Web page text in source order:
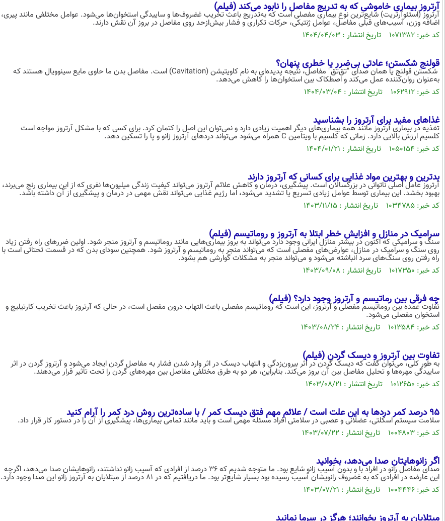
آرتروز بیماری خاموشی که به تدریج مفاصل را نابود می‌کند (فیلم)
آرتروز (استئوآرتریت) شایع‌ترین نوع بیماری مفصلی است که به‌تدریج باعث تخریب غضروف‌ها و ساییدگی استخوان‌ها می‌شود. عوامل مختلفی مانند پیری،
اضافه وزن، آسیب‌های قبلی مفاصل، عوامل ژنتیکی، حرکات تکراری و فشار بیش‌ازحد روی مفاصل در بروز آن نقش دارند.
کد خبر: ۱۰۷۱۳۸۲ تاریخ انتشار : ۱۴۰۴/۰۴/۰۳
قولنج شکستن؛ عادتی بی‌ضرر یا خطری پنهان؟
شکستن قولنج یا همان صدای "تق‌تق" مفاصل، نتیجه پدیده‌ای به نام کاویتیشن (Cavitation) است. مفاصل بدن ما حاوی مایع سینوویال هستند که
به‌عنوان روان‌کننده عمل می‌کند و اصطکاک بین استخوان‌ها را کاهش می‌دهد.
کد خبر: ۱۰۶۲۹۱۲ تاریخ انتشار : ۱۴۰۴/۰۳/۰۴
غذاهای مفید برای آرتروز را بشناسید
تغذیه در بیماری آرتروز مانند همه‌ بیماری‌های دیگر اهمیت زیادی دارد و نمی‌توان این اصل را کتمان کرد. برای کسی که با مشکل آرتروز مواجه است
کلسیم ارزش بالایی دارد. زمانی که کلسیم با ویتامین C همراه می‌شود می‌تواند دردهای آرتروز زانو و پا را تسکین دهد.
کد خبر: ۱۰۵۰۱۵۴ تاریخ انتشار : ۱۴۰۴/۰۱/۲۱
بدترین و بهترین مواد غذایی برای کسانی که آرتروز دارند
آرتروز عامل اصلی ناتوانی در بزرگسالان است. پیشگیری، درمان و کاهش علائم آرتروز می‌تواند کیفیت زندگی میلیون‌ها نفری که از این بیماری رنج می‌برند،
بهبود بخشد. این بیماری توسط عوامل زیادی تسریع یا تشدید می‌شود، اما رژیم غذایی می‌تواند نقش مهمی در درمان و پیشگیری از آن داشته باشد.
کد خبر: ۱۰۳۴۷۸۵ تاریخ انتشار : ۱۴۰۳/۱۱/۱۵
سرامیک در منازل و افزایش خطر ابتلا به آرتروز و روماتیسم (فیلم)
سنگ و سرامیکی که اکنون در بیشتر منازل ایرانی وجود دارد می‌تواند به بروز بیماری‌هایی مانند روماتیسم و آرتروز منجر شود. اولین ضرر‌های راه رفتن زیاد
روی سنگ و سرامیک در منازل، عوارض‌های مفصلی است که می‌تواند منجر به روماتیسم و آرتروز شود. همچنین سودای بدن که در قسمت تحتاتی است با
راه رفتن روی سنگ‌های سرد انباشته می‌شود و می‌تواند منجر به مشکلات گوارشی هم بشود.
کد خبر: ۱۰۱۷۳۵۰ تاریخ انتشار : ۱۴۰۳/۰۹/۰۸
چه فرقی بین رماتیسم و آرتروز وجود دارد؟ (فیلم)
تفاوت عمده بین روماتیسم مفصلی و آرتروز، این است که روماتیسم مفصلی باعث التهاب درون مفصل است، در حالی که آرتروز باعث تخریب کارتیلیج و
استخوان مفصلی می‌شود.
کد خبر: ۱۰۱۳۵۸۴ تاریخ انتشار : ۱۴۰۳/۰۸/۲۴
تفاوت بین آرتروز و دیسک گردن (فیلم)
به طور کلی، می‌توان گفت که دیسک گردن در اثر بیرون‌زدگی و التهاب دیسک در اثر وارد شدن فشار به مفاصل گردن ایجاد می‌شود و آرتروز گردن در اثر
ساییدگی مهره‌ها و تحلیل مفاصل بین آن بروز می‌کند. بنابراین، هر دو به طرق مختلفی مفاصل بین مهره‌های گردن را تحت تاثیر قرار می‌دهند.
کد خبر: ۱۰۱۲۶۵۰ تاریخ انتشار : ۱۴۰۳/۰۸/۲۱
۹۵ درصد کمر دردها به این علت است / علائم مهم فتق دیسک کمر / با ساده‌ترین روش درد کمر را آرام کنید
سلامت سیستم اسکلتی، عضلانی و عصبی در سلامتی افراد مسئله مهمی است و باید مانند تمامی بیماری‌ها، پیشگیری از آن را در دستور کار قرار داد.
کد خبر: ۱۰۰۴۸۰۳ تاریخ انتشار : ۱۴۰۳/۰۷/۲۲
اگر زانوهایتان صدا می‌دهد، بخوانید
صدای مفاصل زانو در افراد با و بدون آسیب زانو شایع بود. ما متوجه شدیم که ۳۶ درصد از افرادی که آسیب زانو نداشتند، زانوهایشان صدا می‌دهد، اگرچه
این عارضه در افرادی که به غضروف زانویشان آسیب رسیده بود بسیار شایع‌تر بود. ما دریافتیم که در ۸۱ درصد از مبتلایان به آرتروز زانو این صدا وجود دارد.
کد خبر: ۱۰۰۴۴۴۶ تاریخ انتشار : ۱۴۰۳/۰۷/۲۱